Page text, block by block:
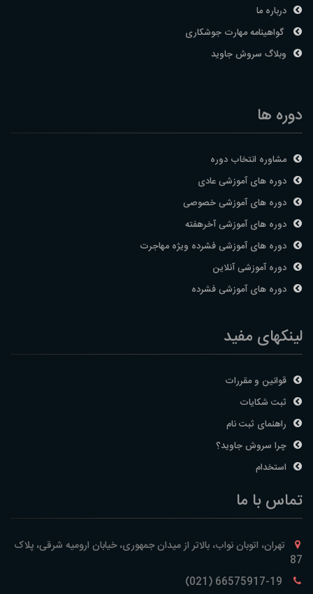
درباره ما
گواهینامه مهارت جوشکاری
وبلاگ سروش جاوید
دوره ها
مشاوره انتخاب دوره
دوره های آموزشی عادی
دوره های آموزشی خصوصی
دوره های آموزشی آخرهفته
دوره های آموزشی فشرده ویژه مهاجرت
دوره آموزشی آنلاین
دوره های آموزشی فشرده
لینکهای مفید
قوانین و مقررات
ثبت شکایات
راهنمای ثبت نام
چرا سروش جاوید؟
استخدام
تماس با ما
تهران، اتوبان نواب، بالاتر از میدان جمهوری، خیابان ارومیه شرقی، پلاک
87